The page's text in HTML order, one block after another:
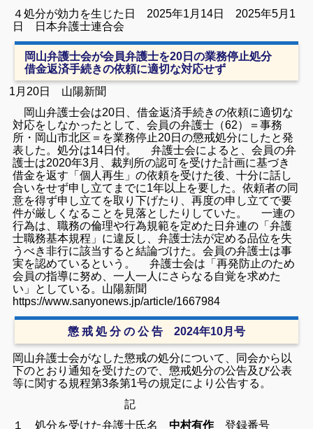
４処分が効力を生じた日 2025年1月14日
2025年5月1
日 日本弁護士連合会
岡山弁護士会が会員弁護士を20日の業務停止処分
借金返済手続きの依頼に適切な対応せず
1月20日 山陽新聞
岡山弁護士会は20日、借金返済手続きの依頼に適切な
対応をしなかったとして、会員の弁護士（62）＝事務
所・岡山市北区＝を業務停止20日の懲戒処分にしたと発
表した。処分は14日付。 弁護士会によると、会員の弁
護士は2020年3月、裁判所の認可を受けた計画に基づき
借金を返す「個人再生」の依頼を受けた後、十分に話し
合いをせず申し立てまでに1年以上を要した。依頼者の同
意を得ず申し立てを取り下げたり、再度の申し立てで要
件が厳しくなることを見落としたりしていた。 一連の
行為は、職務の倫理や行為規範を定めた日弁連の「弁護
士職務基本規程」に違反し、弁護士法が定める品位を失
うべき非行に該当すると結論づけた。会員の弁護士は事
実を認めているという。 弁護士会は「再発防止のため
会員の指導に努め、一人一人にさらなる自覚を求めた
い」としている。山陽新聞
https://www.sanyonews.jp/article/1667984
懲 戒 処 分 の 公 告 2024年10月号
岡山弁護士会がなした懲戒の処分について、同会から以
下のとおり通知を受けたので、懲戒処分の公告及び公表
等に関する規程第3条第1号の規定により公告する。
記
１ 処分を受けた弁護士氏名
中村有作登録番号